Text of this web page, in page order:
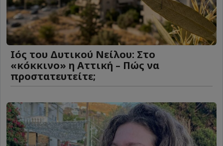
Ιός του Δυτικού Νείλου: Στο
«κόκκινο» η Αττική – Πώς να
προστατευτείτε;